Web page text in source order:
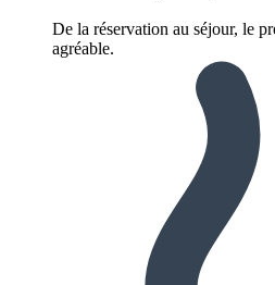
De la réservation au séjour, le
agréable.